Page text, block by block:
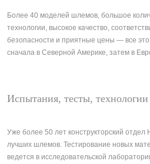
Более 40 моделей шлемов, большое
технологии, высокое качество,
безопасности и приятные цены — все
сначала в Северной Америке, затем в
Испытания, тесты, технологии
Уже более 50 лет конструкторский
лучших шлемов. Тестирование новых
ведется в исследовательской